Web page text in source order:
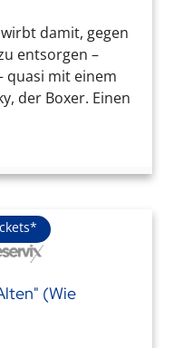
damit, gegen
entsorgen –
quasi mit einem
der Boxer. Einen
(Wie